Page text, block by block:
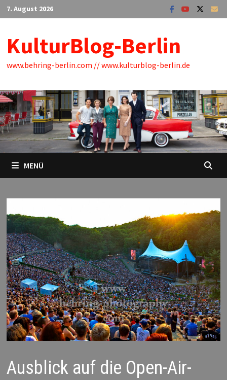
Zum
Inhalt
7. August 2026
KulturBlog-Berlin
www.behring-berlin.com // www.kulturblog-berlin.de
MENÜ
Ausblick auf die Open-Air-